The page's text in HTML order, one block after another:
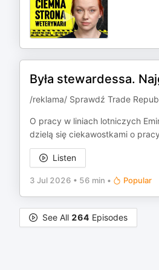
Była stewardessa.
/reklama/ Sprawdź Trade
O pracy w liniach lotniczych
dzielą się ciekawostkami o
Listen
3 Jul 2026 • 56 min • Popular
See All 264 Episodes